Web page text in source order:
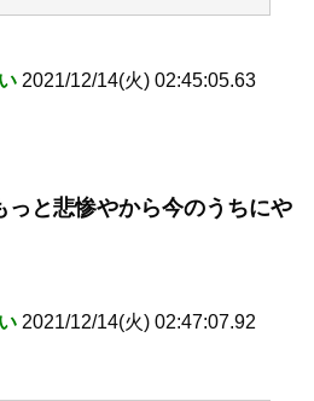
2021/12/14(火) 02:45:05.63
っと悲惨やから今のうちにや
2021/12/14(火) 02:47:07.92